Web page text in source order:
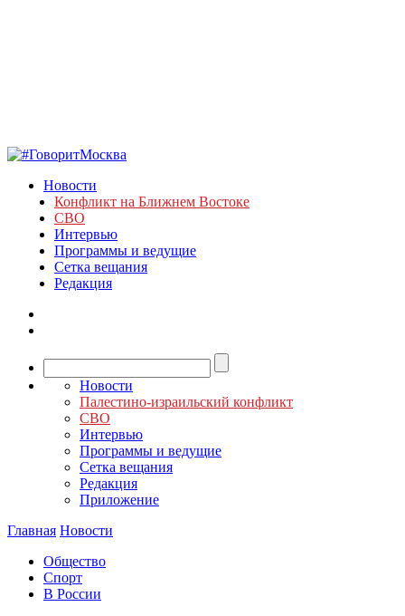
Новости
Конфликт на Ближнем Востоке
СВО
Интервью
Программы и ведущие
Сетка вещания
Редакция
Новости
Палестино-израильский конфликт
СВО
Интервью
Программы и ведущие
Сетка вещания
Редакция
Приложение
Главная Новости
Общество
Спорт
В России